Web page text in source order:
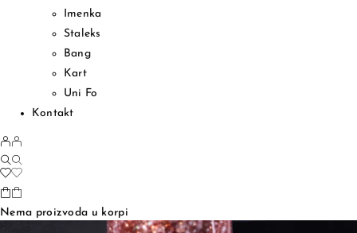
Imenka
Staleks
Bang
Kart
Uni Fo
Kontakt
Nema proizvoda u korpi